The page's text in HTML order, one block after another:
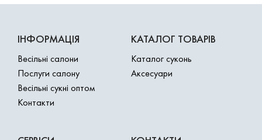
ІНФОРМАЦІЯ
Весільні салони
Послуги салону
Весільні сукні оптом
Контакти
КАТАЛОГ ТОВАРІВ
Каталог суконь
Аксесуари